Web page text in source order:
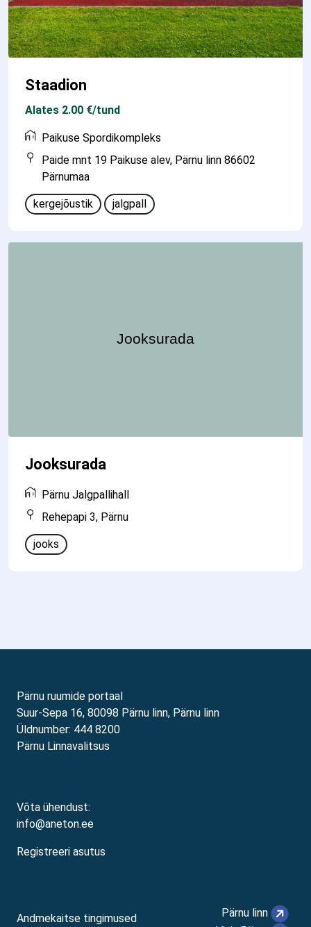
Staadion
Alates 2.00 €/tund
Paikuse Spordikompleks
Paide mnt 19 Paikuse alev, Pärnu linn 86602
Pärnumaa
kergejõustik jalgpall
Jooksurada
Pärnu Jalgpallihall
Rehepapi 3, Pärnu
jooks
Pärnu ruumide portaal
Suur-Sepa 16, 80098 Pärnu linn, Pärnu linn
Üldnumber: 444 8200
Pärnu Linnavalitsus
Võta ühendust:
info@aneton.ee
Registreeri asutus
Andmekaitse tingimused
Pärnu linn